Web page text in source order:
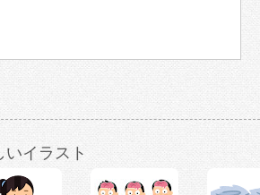
いイラスト